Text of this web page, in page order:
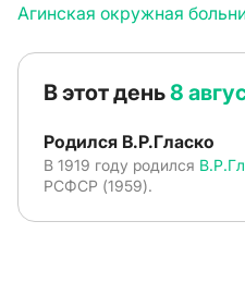
Агинская окружная
В этот день8
Родился В.Р.Гласко
В 1919 году родился
РСФСР (1959).